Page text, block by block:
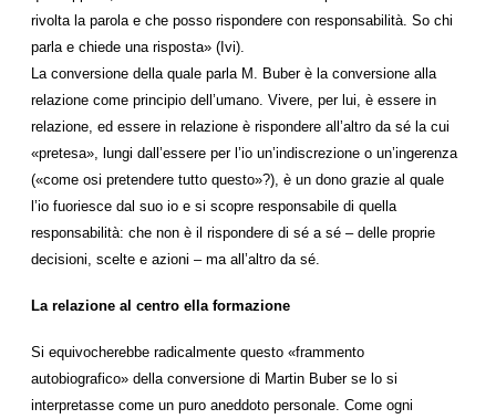
rivolta la parola e che posso rispondere con responsabilità. So chi
parla e chiede una risposta» (Ivi).
La conversione della quale parla M. Buber è la conversione alla
relazione come principio dell’umano. Vivere, per lui, è essere in
relazione, ed essere in relazione è rispondere all’altro da sé la cui
«pretesa», lungi dall’essere per l’io un’indiscrezione o un’ingerenza
(«come osi pretendere tutto questo»?), è un dono grazie al quale
l’io fuoriesce dal suo io e si scopre responsabile di quella
responsabilità: che non è il rispondere di sé a sé – delle proprie
decisioni, scelte e azioni – ma all’altro da sé.
La relazione al centro ella formazione
Si equivocherebbe radicalmente questo «frammento
autobiografico» della conversione di Martin Buber se lo si
interpretasse come un puro aneddoto personale. Come ogni